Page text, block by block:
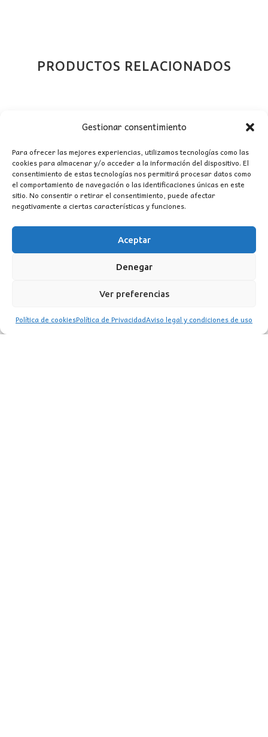
Gestionar consentimiento
Para ofrecer las mejores experiencias, utilizamos tecnologías como las
cookies para almacenar y/o acceder a la información del dispositivo. El
consentimiento de estas tecnologías nos permitirá procesar datos como
el comportamiento de navegación o las identificaciones únicas en este
sitio. No consentir o retirar el consentimiento, puede afectar
negativamente a ciertas características y funciones.
Aceptar
Denegar
Ver preferencias
Política de cookiesPolítica de PrivacidadAviso legal y condiciones de uso
PRODUCTOS RELACIONADOS